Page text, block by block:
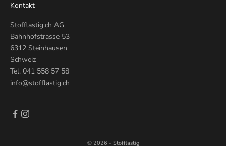
Kontakt
Stofflastig.ch AG
Bahnhofstrasse 53
6312 Steinhausen
Schweiz
Tel. 041 558 57 58
info@stofflastig.ch
© 2026 - Stofflastig